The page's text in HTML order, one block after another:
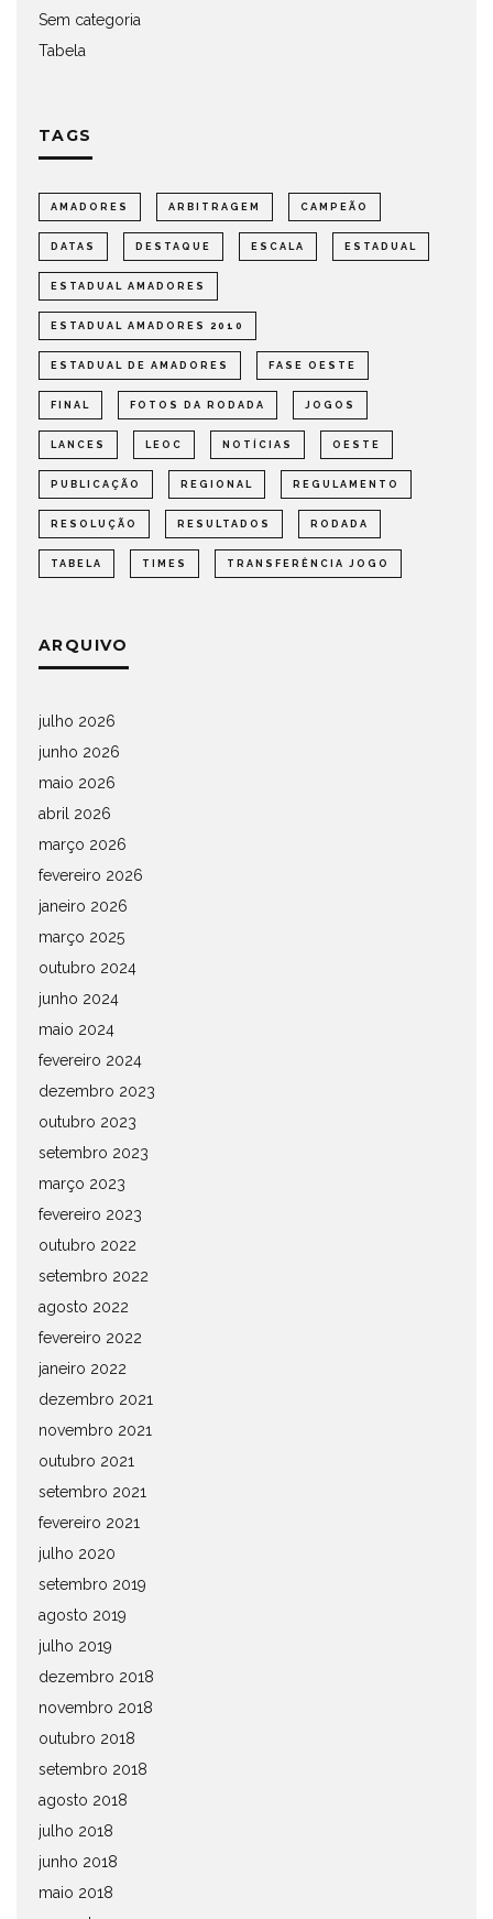
Sem categoria
Tabela
TAGS
AMADORES ARBITRAGEM CAMPEÃO
DATAS DESTAQUE ESCALA ESTADUAL
ESTADUAL AMADORES
ESTADUAL AMADORES 2010
ESTADUAL DE AMADORES FASE OESTE
FINAL FOTOS DA RODADA JOGOS
LANCES LEOC NOTÍCIAS OESTE
PUBLICAÇÃO REGIONAL REGULAMENTO
RESOLUÇÃO RESULTADOS RODADA
TABELA TIMES TRANSFERÊNCIA JOGO
ARQUIVO
julho 2026
junho 2026
maio 2026
abril 2026
março 2026
fevereiro 2026
janeiro 2026
março 2025
outubro 2024
junho 2024
maio 2024
fevereiro 2024
dezembro 2023
outubro 2023
setembro 2023
março 2023
fevereiro 2023
outubro 2022
setembro 2022
agosto 2022
fevereiro 2022
janeiro 2022
dezembro 2021
novembro 2021
outubro 2021
setembro 2021
fevereiro 2021
julho 2020
setembro 2019
agosto 2019
julho 2019
dezembro 2018
novembro 2018
outubro 2018
setembro 2018
agosto 2018
julho 2018
junho 2018
maio 2018